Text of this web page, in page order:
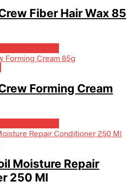
Fiber Hair Wax 85
Forming Cream
Moisture Repair
250 Ml